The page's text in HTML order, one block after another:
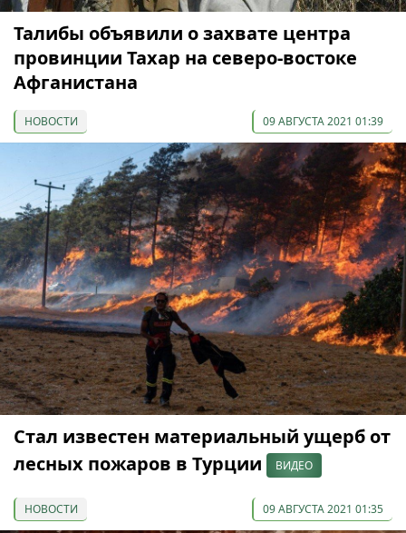
Талибы объявили о захвате центра
провинции Тахар на северо-востоке
Афганистана
НОВОСТИ 09 АВГУСТА 2021 01:39
Стал известен материальный ущерб от
лесных пожаров в Турции
ВИДЕО
НОВОСТИ 09 АВГУСТА 2021 01:35